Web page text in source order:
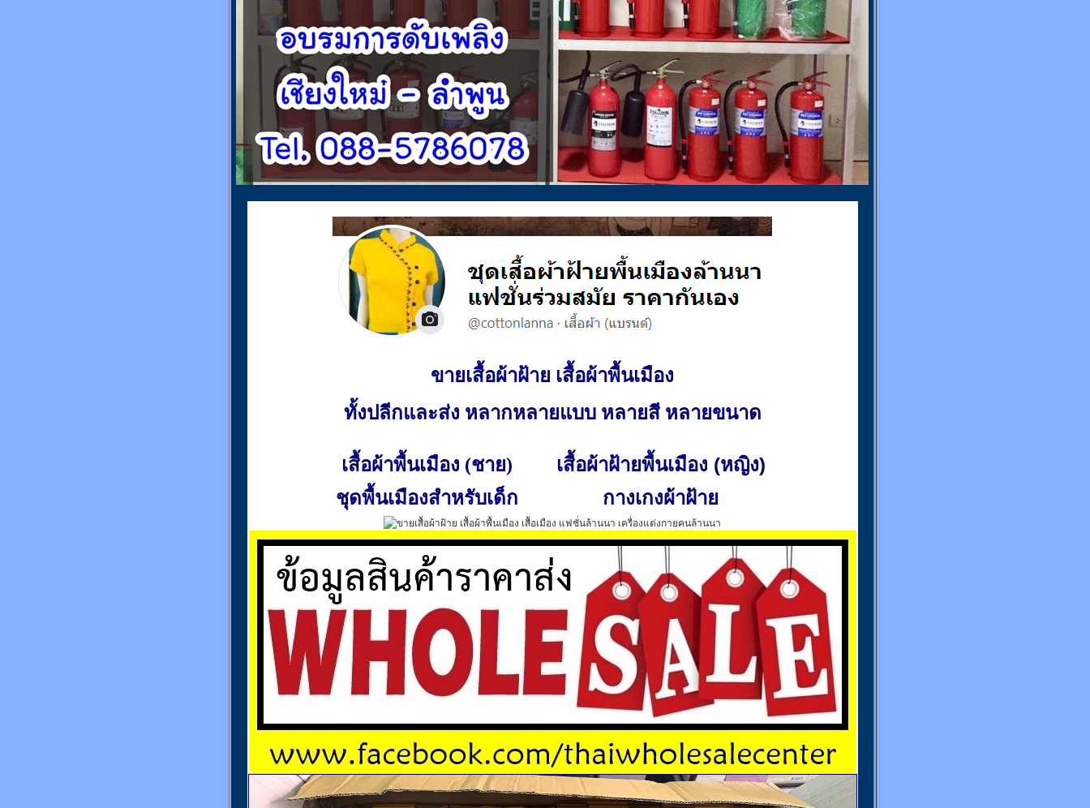
ขายเสื้อผ้าฝ้าย เสื้อผ้าพื้นเมือง
ทั้งปลีกและส่ง หลากหลายแบบ หลายสี หลายขนาด
เสื้อผ้าพื้นเมือง (ชาย)
เสื้อผ้าฝ้ายพื้นเมือง (หญิง)
ชุดพื้นเมืองสำหรับเด็ก
กางเกงผ้าฝ้าย